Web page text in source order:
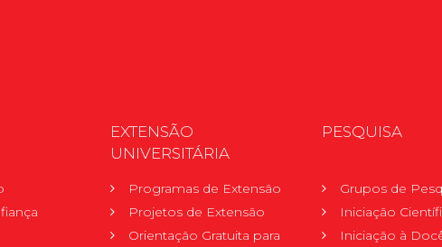
EXTENSÃO
UNIVERSITÁRIA
Programas de Extensão
Projetos de Extensão
Orientação Gratuita para
PESQUISA
Grupos de
Iniciação
Iniciação à